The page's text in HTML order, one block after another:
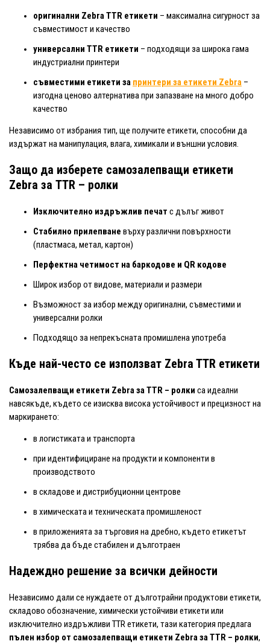
оригинални Zebra TTR етикети – максимална сигурност за
съвместимост и качество
универсални TTR етикети – подходящи за широка гама
индустриални принтери
съвместими етикети за принтери за етикети Zebra –
изгодна ценово алтернатива при запазване на много добро
качество
Независимо от избрания тип, ще получите етикети, способни да
издържат на манипулация, влага, химикали и външни условия.
Защо да изберете самозалепващи етикети
Zebra за TTR – ролки
Изключително издръжлив печат с дълъг живот
Стабилно прилепване върху различни повърхности
(пластмаса, метал, картон)
Перфектна четимост на баркодове и QR кодове
Широк избор от видове, материали и размери
Възможност за избор между оригинални, съвместими и
универсални ролки
Подходящо за непрекъсната промишлена употреба
Къде най-често се използват Zebra TTR етикети
Самозалепващи етикети Zebra за TTR – ролки са идеални
навсякъде, където се изисква висока устойчивост и прецизност на
маркирането:
в логистиката и транспорта
при идентифициране на продукти и компоненти в
производството
в складове и дистрибуционни центрове
в химическата и техническата промишленост
в приложенията за търговия на дребно, където етикетът
трябва да бъде стабилен и дълготраен
Надеждно решение за всички дейности
Независимо дали се нуждаете от дълготрайни продуктови етикети,
складово обозначение, химически устойчиви етикети или
изключително издръжливи TTR етикети, тази категория предлага
пълен избор от самозалепващи етикети Zebra за TTR – ролки,